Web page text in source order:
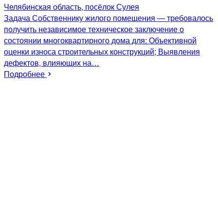
Челябинская область, посёлок Сулея
Задача Собственнику жилого помещения — требовалось
получить независимое техническое заключение о
состоянии многоквартирного дома для: Объективной
оценки износа строительных конструкций; Выявления
дефектов, влияющих на…
Подробнее